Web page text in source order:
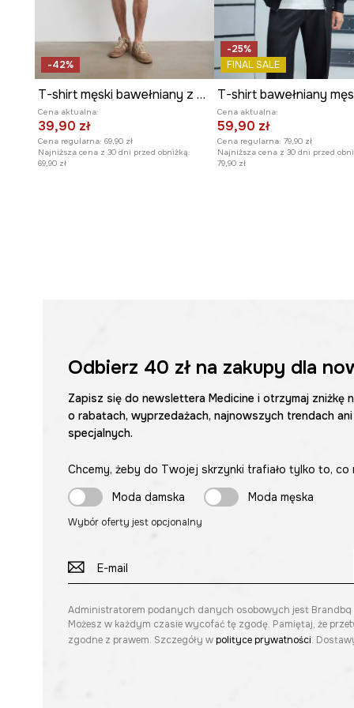
- Nadruk z motywem zwierzęcym.
- Długość: 74 cm.
- Szerokość pod pachami: 57,2 cm.
- Wymiary podane dla rozmiaru: L.
-42%
T-shirt męski bawełniany z nadrukiem
Cena aktualna:
39,90 zł
Cena regularna: 69,90 zł
Najniższa cena z 30 dni przed obniżką:
69,90 zł
-25%
FINAL SALE
Cena aktualna:
59,90 zł
Cena regularna: 79,90 zł
Najniższa cena z 30 dni przed
79,90 zł
Odbierz 40 złna zakupy dla
Zapisz się do newslettera Medicine i otrzymaj zniżkę
o rabatach, wyprzedażach, najnowszych trendach
specjalnych.
Chcemy, żeby do Twojej skrzynki trafiało tylko to,
Moda damska
Moda męska
Wybór oferty jest opcjonalny
Administratorem podanych danych osobowych jest Brandbq
Możesz w każdym czasie wycofać tę zgodę. Pamiętaj, że
zgodne z prawem. Szczegóły w polityce prywatności.